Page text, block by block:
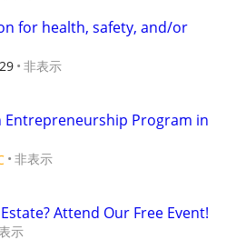
for health, safety, and/or
非表示
Entrepreneurship Program in
非表示
Attend Our Free Event!
示